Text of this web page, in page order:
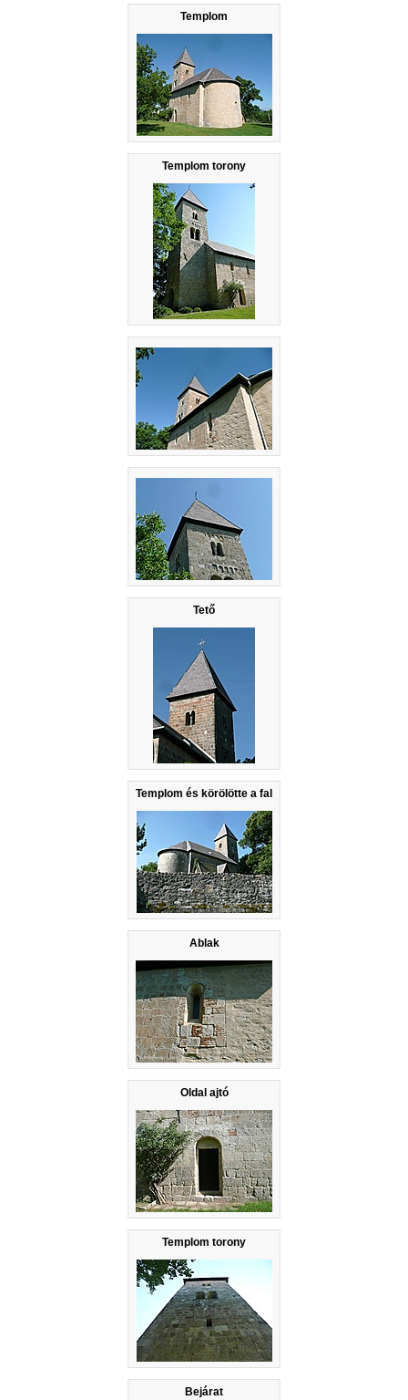
Templom
Templom torony
Tető
Templom és körölötte a fal
Ablak
Oldal ajtó
Templom torony
Bejárat